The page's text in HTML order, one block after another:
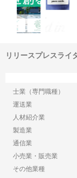
有限会社松幸商店が
ネームと下げ札の製
リリースプレスライ
士業（専門職種）
運送業
人材紹介業
製造業
通信業
小売業・販売業
その他業種